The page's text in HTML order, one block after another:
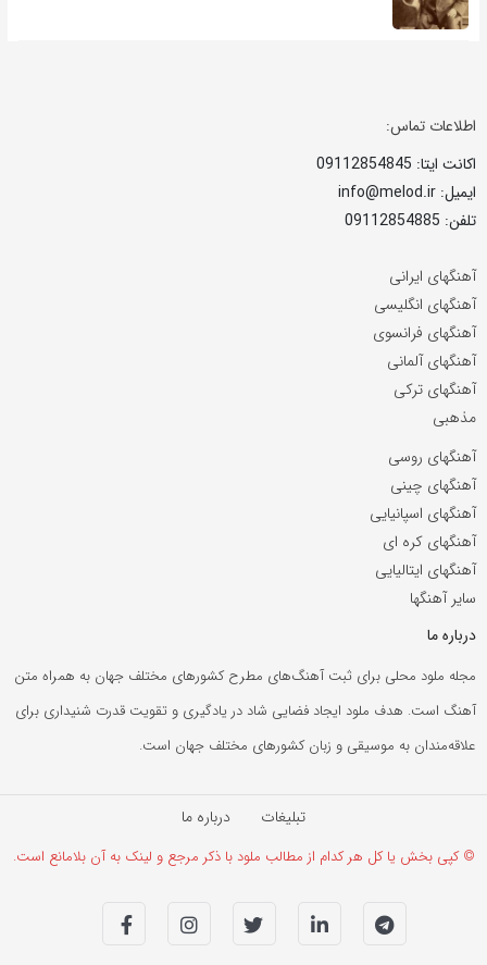
اطلاعات تماس:
اکانت ایتا: 09112854845
ایمیل: info@melod.ir
تلفن: 09112854885
آهنگهای ایرانی
آهنگهای انگلیسی
آهنگهای فرانسوی
آهنگهای آلمانی
آهنگهای ترکی
مذهبی
آهنگهای روسی
آهنگهای چینی
آهنگهای اسپانیایی
آهنگهای کره ای
آهنگهای ایتالیایی
سایر آهنگها
درباره ما
مجله ملود محلی برای ثبت آهنگ‌های مطرح کشورهای مختلف جهان به همراه متن
آهنگ است. هدف ملود ایجاد فضایی شاد در یادگیری و تقویت قدرت شنیداری برای
علاقه‌مندان به موسیقی و زبان کشورهای مختلف جهان است.
تبلیغات درباره ما
© کپی بخش یا کل هر کدام از مطالب ملود با ذکر مرجع و لینک به آن بلامانع است.